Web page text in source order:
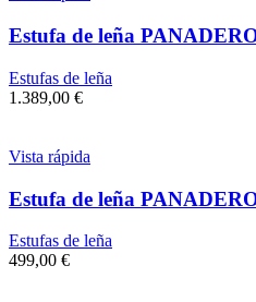
Estufa de leña
Estufas de leña
1.389,00 €
Vista rápida
Estufa de leña
Estufas de leña
499,00 €